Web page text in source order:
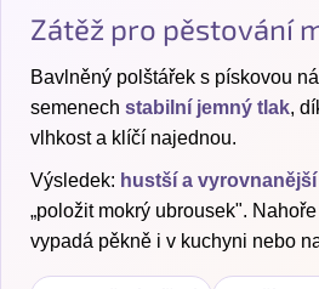
Zátěž pro pěstování
Bavlněný polštářek s pískovou
semenech stabilní jemný tlak,
vlhkost a klíčí najednou.
Výsledek: hustší a
„položit mokrý ubrousek".
vypadá pěkně i v kuchyni nebo